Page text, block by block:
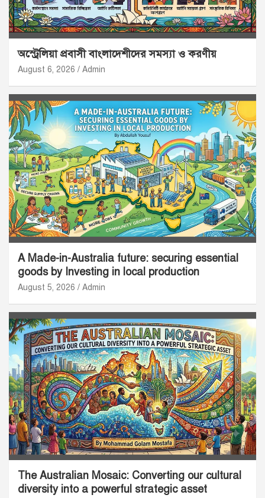
অস্ট্রেলিয়া প্রবাসী বাংলাদেশীদের সমস্যা ও করণীয়
August 6, 2026 Admin
A Made-in-Australia future: securing essential
goods by Investing in local production
August 5, 2026 Admin
The Australian Mosaic: Converting our cultural
diversity into a powerful strategic asset